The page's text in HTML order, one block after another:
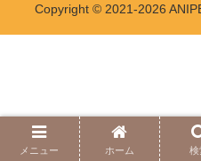
Copyright © 2021-2026
メニュー ホーム 検